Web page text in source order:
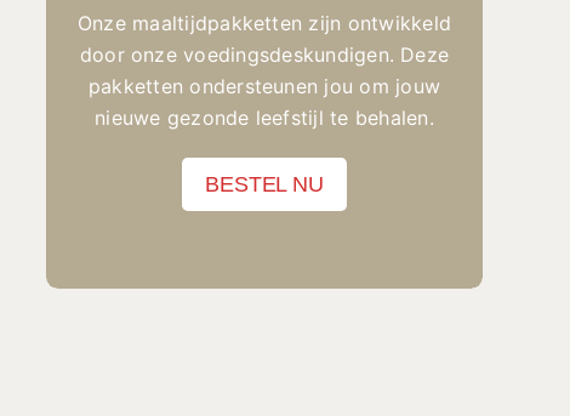
Onze maaltijdpakketten zijn ontwikkeld
door onze voedingsdeskundigen. Deze
pakketten ondersteunen jou om jouw
nieuwe gezonde leefstijl te behalen.
BESTEL NU